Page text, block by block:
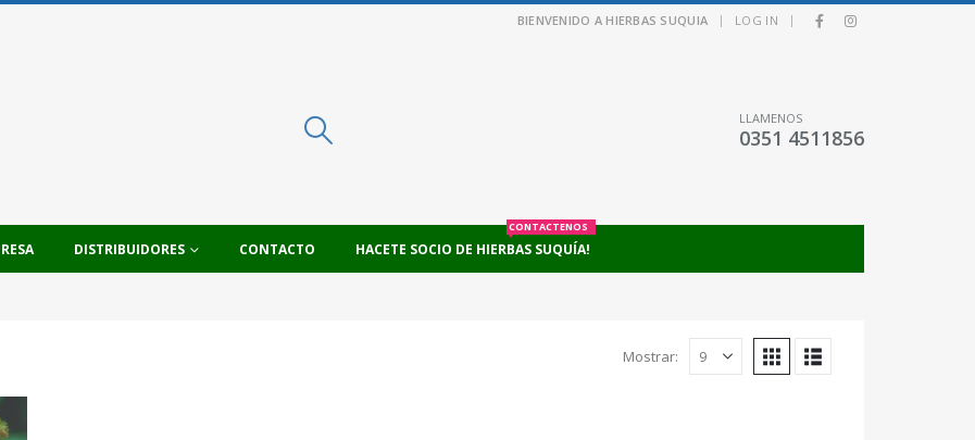
BIENVENIDO A HIERBAS SUQUIA | LOG IN |
LLAMENOS
0351 4511856
DISTRIBUIDORES CONTACTO HACETE SOCIO DE HIERBAS SUQUÍA!
CONTACTENOS
Mostrar: